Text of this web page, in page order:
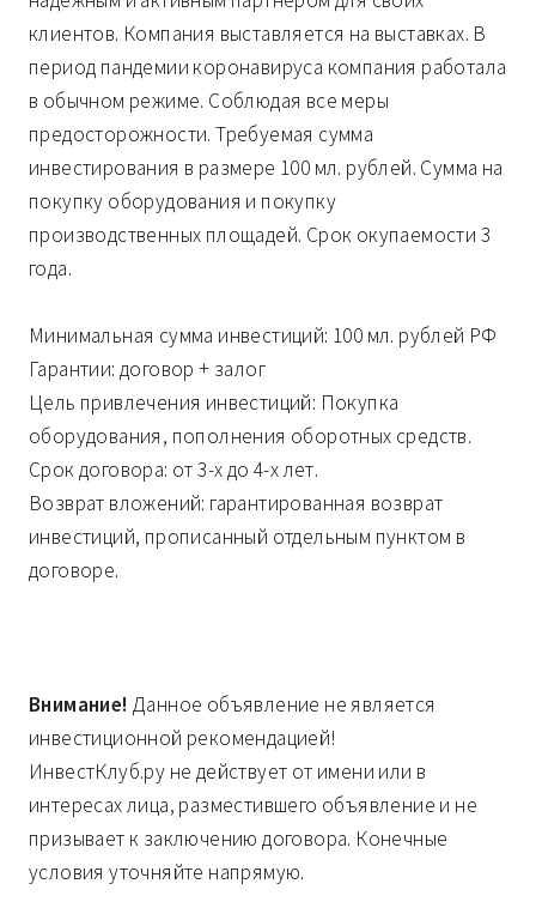
клиентов. Компания выставляется на выставках. В
период пандемии коронавируса компания работала
в обычном режиме. Соблюдая все меры
предосторожности. Требуемая сумма
инвестирования в размере 100 мл. рублей. Сумма на
покупку оборудования и покупку
производственных площадей. Срок окупаемости 3
года.
Минимальная сумма инвестиций: 100 мл. рублей РФ
Гарантии: договор + залог
Цель привлечения инвестиций: Покупка
оборудования, пополнения оборотных средств.
Срок договора: от 3-х до 4-х лет.
Возврат вложений: гарантированная возврат
инвестиций, прописанный отдельным пунктом в
договоре.
Внимание! Данное объявление не является
инвестиционной рекомендацией!
ИнвестКлуб.ру не действует от имени или в
интересах лица, разместившего объявление и не
призывает к заключению договора. Конечные
условия уточняйте напрямую.